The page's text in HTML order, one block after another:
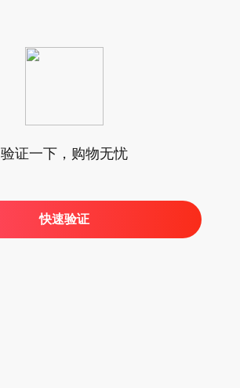
验证一下，购物无忧
快速验证